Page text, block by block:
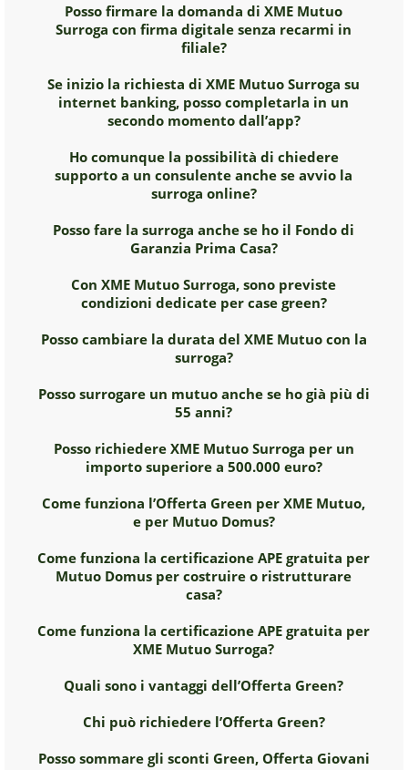
Posso firmare la domanda di XME Mutuo
Surroga con firma digitale senza recarmi in
filiale?
Se inizio la richiesta di XME Mutuo Surroga su
internet banking, posso completarla in un
secondo momento dall’app?
Ho comunque la possibilità di chiedere
supporto a un consulente anche se avvio la
surroga online?
Posso fare la surroga anche se ho il Fondo di
Garanzia Prima Casa?
Con XME Mutuo Surroga, sono previste
condizioni dedicate per case green?
Posso cambiare la durata del XME Mutuo con la
surroga?
Posso surrogare un mutuo anche se ho già più di
55 anni?
Posso richiedere XME Mutuo Surroga per un
importo superiore a 500.000 euro?
Come funziona l’Offerta Green per XME Mutuo,
e per Mutuo Domus?
Come funziona la certificazione APE gratuita per
Mutuo Domus per costruire o ristrutturare
casa?
Come funziona la certificazione APE gratuita per
XME Mutuo Surroga?
Quali sono i vantaggi dell’Offerta Green?
Chi può richiedere l’Offerta Green?
Posso sommare gli sconti Green, Offerta Giovani